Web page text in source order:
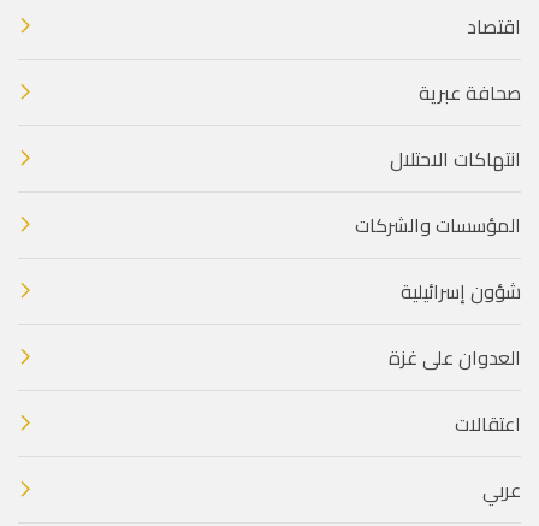
اقتصاد
صحافة عبرية
انتهاكات الاحتلال
المؤسسات والشركات
شؤون إسرائيلية
العدوان على غزة
اعتقالات
عربي